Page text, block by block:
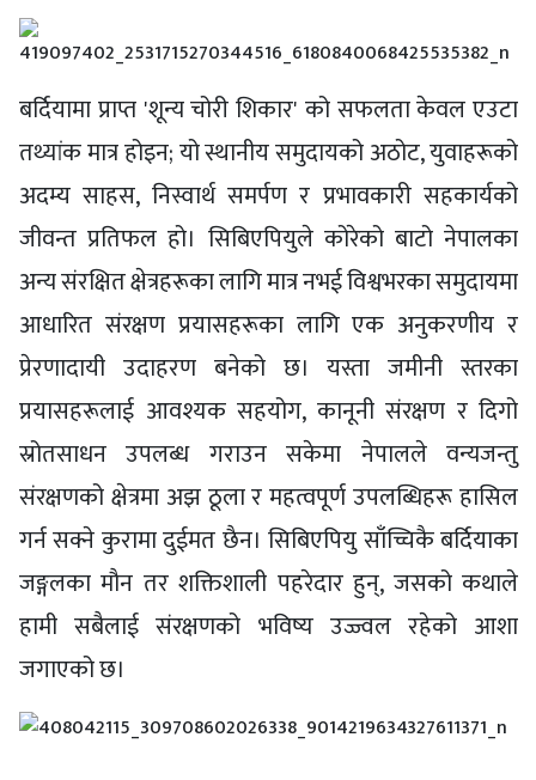
बर्दियामा प्राप्त 'शून्य चोरी शिकार' को सफलता केवल एउटा
तथ्यांक मात्र होइन; यो स्थानीय समुदायको अठोट, युवाहरूको
अदम्य साहस, निस्वार्थ समर्पण र प्रभावकारी सहकार्यको
जीवन्त प्रतिफल हो। सिबिएपियुले कोरेको बाटो नेपालका
अन्य संरक्षित क्षेत्रहरूका लागि मात्र नभई विश्वभरका समुदायमा
आधारित संरक्षण प्रयासहरूका लागि एक अनुकरणीय र
प्रेरणादायी उदाहरण बनेको छ। यस्ता जमीनी स्तरका
प्रयासहरूलाई आवश्यक सहयोग, कानूनी संरक्षण र दिगो
स्रोतसाधन उपलब्ध गराउन सकेमा नेपालले वन्यजन्तु
संरक्षणको क्षेत्रमा अझ ठूला र महत्वपूर्ण उपलब्धिहरू हासिल
गर्न सक्ने कुरामा दुईमत छैन। सिबिएपियु साँच्चिकै बर्दियाका
जङ्गलका मौन तर शक्तिशाली पहरेदार हुन्, जसको कथाले
हामी सबैलाई संरक्षणको भविष्य उज्ज्वल रहेको आशा
जगाएको छ।